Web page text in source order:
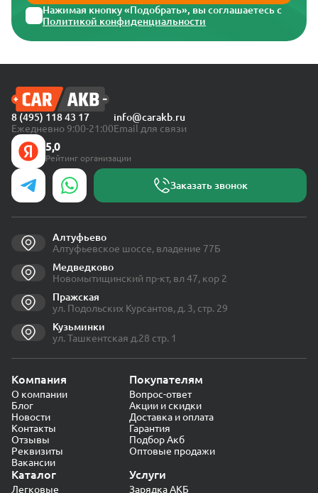
Нажимая кнопку «Подобрать», вы соглашаетесь с
Политикой конфиденциальности
8 (495) 118 43 17
Ежедневно 9:00-21:00
info@carakb.ru
Email для связи
5,0
Рейтинг организации
Заказать звонок
Алтуфьево
Алтуфьевское шоссе, владение 77Б
Медведково
Новомытищинский пр-кт, вл 47, кор 2
Пражская
ул. Подольских Курсантов, д. 3, стр. 29
Кузьминки
ул. Ташкентская д.28 стр. 1
Компания
О компании
Блог
Новости
Контакты
Отзывы
Реквизиты
Вакансии
Покупателям
Вопрос-ответ
Акции и скидки
Доставка и оплата
Гарантия
Подбор Акб
Оптовые продажи
Каталог
Легковые
Услуги
Зарядка АКБ